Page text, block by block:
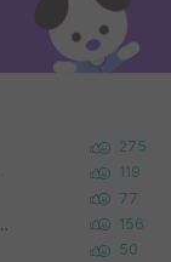
275
119
77
정도 각오는 하고 오세요. 156
50